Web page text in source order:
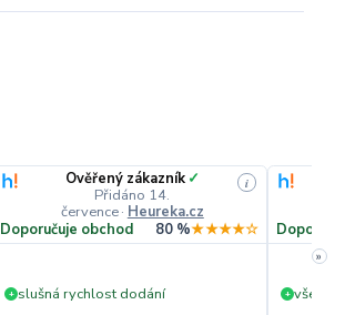
Ověřený zákazník ✓
Přidáno 14.
července· Heureka.cz
i
Doporučuje obchod 80 %★★★★☆
+ slušná rychlost dodání + vše v
»